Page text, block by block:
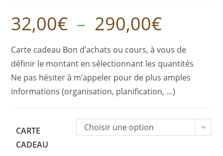
32,00€ – 290,00€Plage
290,00€
Carte cadeau Bon d’achats ou cours, à vous de
définir le montant en sélectionnant les quantités
Ne pas hésiter à m’appeler pour de plus amples
informations (organisation, planification, …)
CARTE
CADEAU
Choisir une option